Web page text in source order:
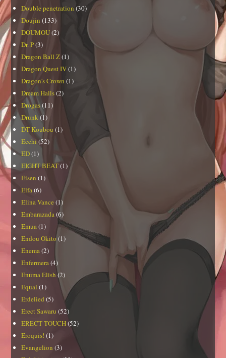
Double penetration (30)
Doujin (133)
DOUMOU(2)
Dr. P(3)
Dragon Ball Z(1)
Dragon Quest IV(1)
Dragon's Crown (1)
Dream Halls(2)
Drogas(11)
Drunk(1)
DT Koubou (1)
Ecchi(52)
ED(1)
EIGHT BEAT(1)
Eisen (1)
Elfa(6)
Elina Vance (1)
Embarazada(6)
Emua(1)
Endou Okito(1)
Enema(2)
Enfermera(4)
Enuma Elish (2)
Equal (1)
Erdelied (5)
Erect Sawaru (52)
ERECT TOUCH(52)
Eroquis! (1)
Evangelion (3)